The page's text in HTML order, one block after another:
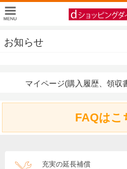
お知らせ
マイページ(購入履歴、領収
FAQはこ
充実の延長補償